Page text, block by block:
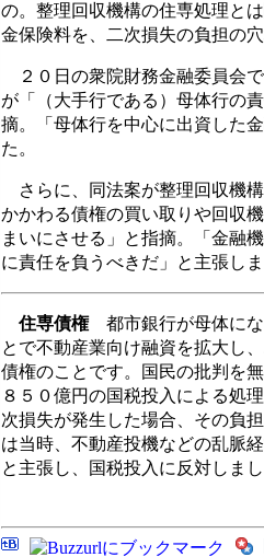
の。整理回収機構の住専処理と
金保険料を、二次損失の負担の
２０日の衆院財務金融委員会
が「（大手行である）母体行の
摘。「母体行を中心に出資した
た。
さらに、同法案が整理回収機
かかわる債権の買い取りや回収
まいにさせる」と指摘。「金融
に責任を負うべきだ」と主張しま
住専債権都市銀行が母体にな
とで不動産業向け融資を拡大し
債権のことです。国民の批判を
８５０億円の国税投入による処
次損失が発生した場合、その負
は当時、不動産投機などの乱脈
と主張し、国税投入に反対しまし